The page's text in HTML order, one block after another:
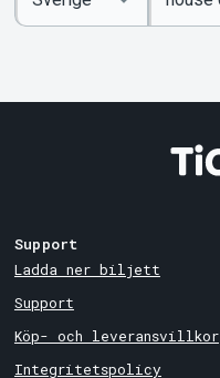
sökord
Country
Support
Ladda ner biljett
Support
Köp- och leveransvillkor
Integritetspolicy